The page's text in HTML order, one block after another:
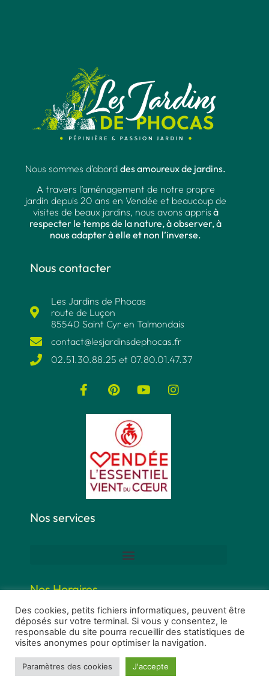
Nous sommes d’abord des amoureux de jardins.
A travers l’aménagement de notre propre
jardin depuis 20 ans en Vendée et beaucoup de
visites de beaux jardins, nous avons appris à
respecter le temps de la nature, à observer, à
nous adapter à elle et non l’inverse.
Nous contacter
Les Jardins de Phocas
route de Luçon
85540 Saint Cyr en Talmondais
contact@lesjardinsdephocas.fr​
02.51.30.88.25 et 07.80.01.47.37​
Nos services
Nos Horaires
Des cookies, petits fichiers informatiques, peuvent être
déposés sur votre terminal. Si vous y consentez, le
responsable du site pourra recueillir des statistiques de
visites anonymes pour optimiser la navigation.
Paramètres des cookies J'accepte